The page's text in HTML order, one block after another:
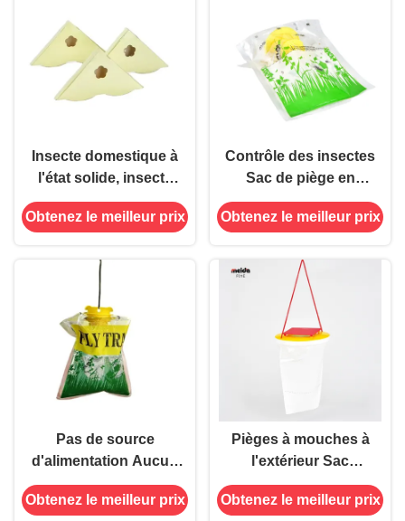
Insecte domestique à
l'état solide, insecte
collant, coin de
fenêtre, piège à
attrape-mouches,
tampons adhésifs,
54g
Obtenez le meilleur prix
Contrôle des insectes
Sac de piège en
plastique pour
attrape-volants pour
ravageurs sûr et
écologique
Obtenez le meilleur prix
Pas de source
d'alimentation Aucun
sac de piégeage de
mouches à l' extérieur
Obtenez le meilleur prix
Pièges à mouches à
l'extérieur Sac
accrocheur à
mouches suspendu
Obtenez le meilleur prix